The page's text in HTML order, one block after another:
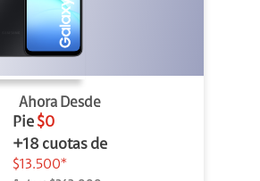
Ahora Desde
Pie $0
+18 cuotas de
$13.500*